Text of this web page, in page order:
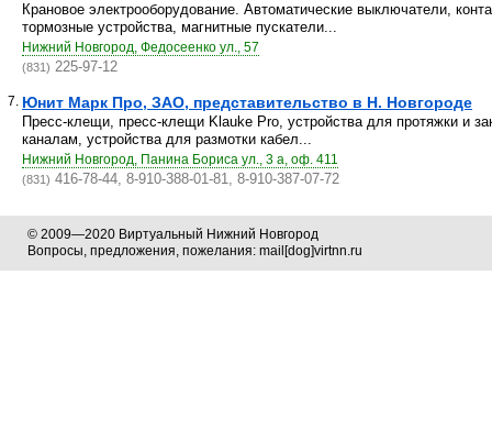
Крановое электрооборудование. Автоматические выключатели,
тормозные устройства, магнитные пускатели...
Нижний Новгород, Федосеенко ул., 57
(831) 225-97-12
7. Юнит Марк Про, ЗАО, представительство в Н. Новгороде
Пресс-клещи, пресс-клещи Klauke Pro, устройства для протяжки и
каналам, устройства для размотки кабел...
Нижний Новгород, Панина Бориса ул., 3 а, оф. 411
(831) 416-78-44, 8-910-388-01-81, 8-910-387-07-72
© 2009—2020 Виртуальный Нижний Новгород
Вопросы, предложения, пожелания: mail[dog]virtnn.ru